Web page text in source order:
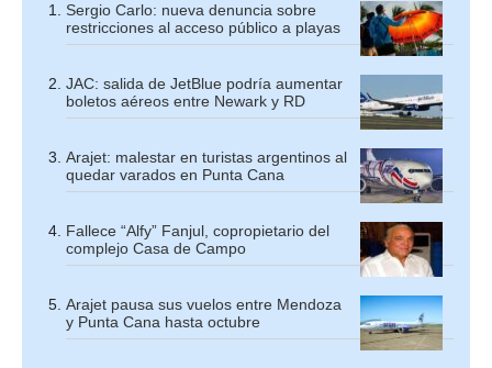
Sergio Carlo: nueva denuncia sobre
restricciones al acceso público a playas
JAC: salida de JetBlue podría aumentar
boletos aéreos entre Newark y RD
Arajet: malestar en turistas argentinos al
quedar varados en Punta Cana
Fallece “Alfy” Fanjul, copropietario del
complejo Casa de Campo
Arajet pausa sus vuelos entre Mendoza
y Punta Cana hasta octubre